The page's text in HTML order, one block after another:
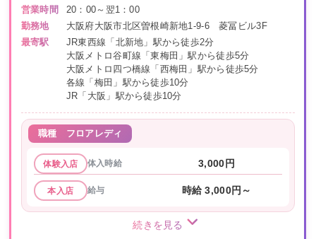
営業時間
20：00～翌1：00
勤務地
大阪府大阪市北区曽根崎新地1-9-6 菱冨ビル3F
最寄駅
JR東西線「北新地」駅から徒歩2分
大阪メトロ谷町線「東梅田」駅から徒歩5分
大阪メトロ四つ橋線「西梅田」駅から徒歩5分
各線「梅田」駅から徒歩10分
JR「大阪」駅から徒歩10分
職種 フロアレディ
体験入店 体入時給 3,000円
本入店 給与 時給 3,000円～
続きを見る